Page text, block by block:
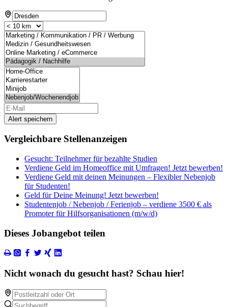
Alert speichern
Vergleichbare Stellenanzeigen
Gesucht: Teilnehmer für bezahlte Studien
Verdiene Geld im Homeoffice mit Umfragen! Jetzt bewerben!
Verdiene Geld mit deinen Meinungen – Flexibler Nebenjob
für Studenten!
Geld für Deine Meinung! Jetzt bewerben!
Studentenjob / Nebenjob / Ferienjob – verdiene 3500 € als
Promoter für Hilfsorganisationen (m/w/d)
Dieses Jobangebot teilen
Nicht wonach du gesucht hast? Schau hier!